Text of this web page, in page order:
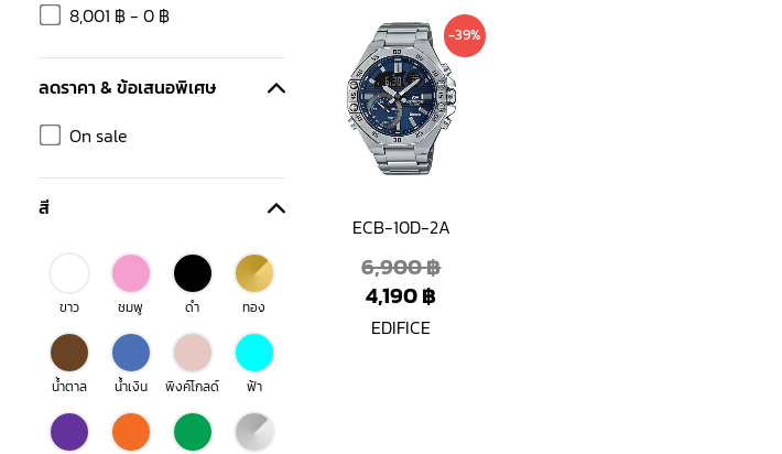
8,001 ฿- 0 ฿
ลดราคา & ข้อเสนอพิเศษ
On sale
สี
ขาว ชมพู ดำ ทอง
น้ำตาล น้ำเงิน พิงค์โกลด์ ฟ้า
-39%
ECB-10D-2A
6,900฿
Original
price
was:
6,900 ฿.
4,190฿
Current
price
is:
4,190 ฿.
EDIFICE